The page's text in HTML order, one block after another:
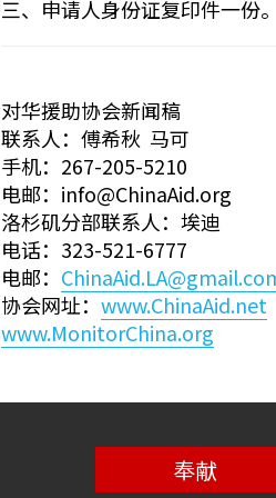
三、申请人身份证复印件一份。
对华援助协会新闻稿
联系人：傅希秋 马可
手机：267-205-5210
电邮：info@ChinaAid.org
洛杉矶分部联系人：埃迪
电话：323-521-6777
电邮：
协会网址： www.ChinaAid.net
www.MonitorChina.org
奉献